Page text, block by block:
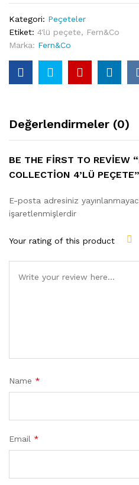
Kategori: Peçeteler
Etiket: 4'lü peçete, Fern&Co
Marka: Fern&Co
Değerlendirmeler (0)
BE THE FIRST TO REVIEW
COLLECTION 4’LÜ PEÇETE”
E-posta adresiniz
işaretlenmişlerdir
Your rating of this product
Name *
Email *